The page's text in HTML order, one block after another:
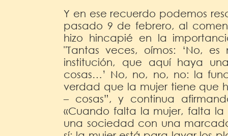
Y en ese recuerdo podemos
pasado 9 de febrero, al
hizo hincapié en la
"Tantas veces, oímos: ‘No,
institución, que aquí haya
cosas…’ No, no, no, no: la
verdad que la mujer tiene que
– cosas”, y continua
«Cuando falta la mujer, falta la
una sociedad con una